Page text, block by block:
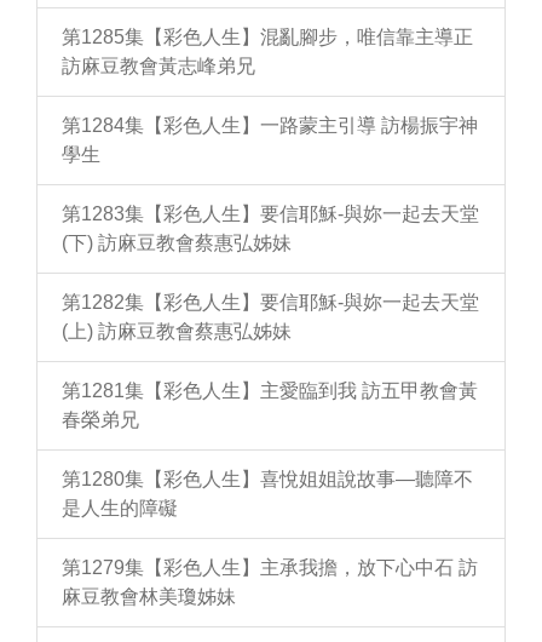
第1285集【彩色人生】混亂腳步，唯信靠主導正
訪麻豆教會黃志峰弟兄
第1284集【彩色人生】一路蒙主引導 訪楊振宇神
學生
第1283集【彩色人生】要信耶穌-與妳一起去天堂
(下) 訪麻豆教會蔡惠弘姊妹
第1282集【彩色人生】要信耶穌-與妳一起去天堂
(上) 訪麻豆教會蔡惠弘姊妹
第1281集【彩色人生】主愛臨到我 訪五甲教會黃
春榮弟兄
第1280集【彩色人生】喜悅姐姐說故事—聽障不
是人生的障礙
第1279集【彩色人生】主承我擔，放下心中石 訪
麻豆教會林美瓊姊妹